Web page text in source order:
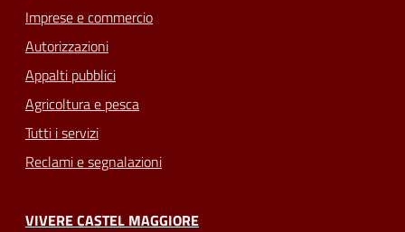
Imprese e commercio
Autorizzazioni
Appalti pubblici
Agricoltura e pesca
Tutti i servizi
Reclami e segnalazioni
VIVERE CASTEL MAGGIORE